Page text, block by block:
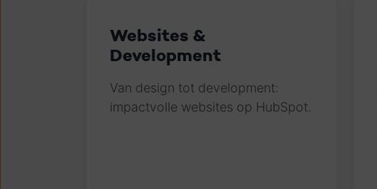
Websites &
Development
Van design tot development:
impactvolle websites op HubSpot.